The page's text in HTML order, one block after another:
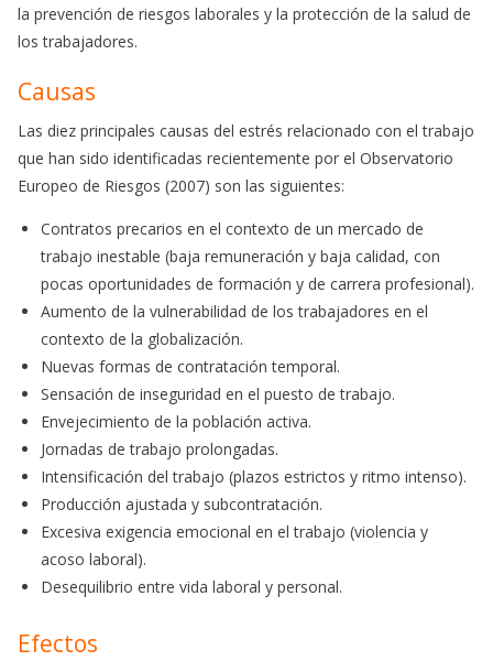
la prevención de riesgos laborales y la protección de la salud de
los trabajadores.
Causas
Las diez principales causas del estrés relacionado con el trabajo
que han sido identificadas recientemente por el Observatorio
Europeo de Riesgos (2007) son las siguientes:
Contratos precarios en el contexto de un mercado de
trabajo inestable (baja remuneración y baja calidad, con
pocas oportunidades de formación y de carrera profesional).
Aumento de la vulnerabilidad de los trabajadores en el
contexto de la globalización.
Nuevas formas de contratación temporal.
Sensación de inseguridad en el puesto de trabajo.
Envejecimiento de la población activa.
Jornadas de trabajo prolongadas.
Intensificación del trabajo (plazos estrictos y ritmo intenso).
Producción ajustada y subcontratación.
Excesiva exigencia emocional en el trabajo (violencia y
acoso laboral).
Desequilibrio entre vida laboral y personal.
Efectos